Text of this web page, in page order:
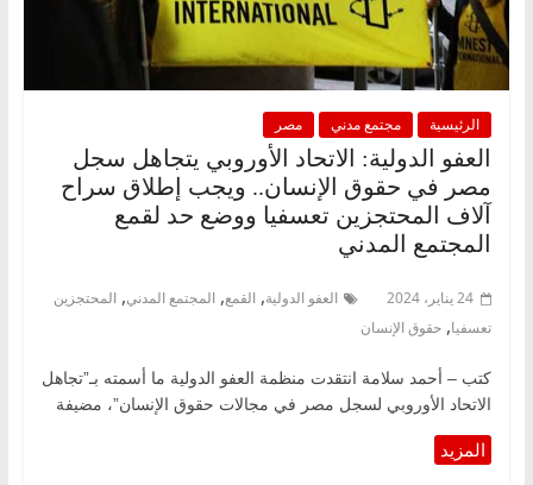
الرئيسية مجتمع مدني مصر
العفو الدولية: الاتحاد الأوروبي يتجاهل سجل
مصر في حقوق الإنسان.. ويجب إطلاق سراح
آلاف المحتجزين تعسفيا ووضع حد لقمع
المجتمع المدني
24 يناير، 2024 العفو الدولية, القمع, المجتمع المدني, المحتجزين
تعسفيا, حقوق الإنسان
كتب – أحمد سلامة انتقدت منظمة العفو الدولية ما أسمته بـ”تجاهل
الاتحاد الأوروبي لسجل مصر في مجالات حقوق الإنسان”، مضيفة